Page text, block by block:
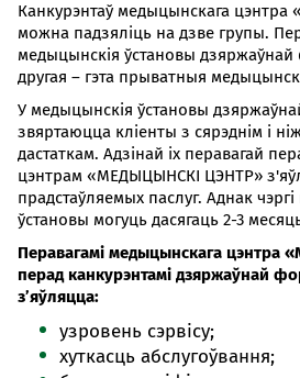
Канкурэнтаў медыцынскага
можна падзяліць на дзве групы.
медыцынскія ўстановы
другая – гэта прыватныя
У медыцынскія ўстановы
звяртаюцца кліенты з сярэднім і
дастаткам. Адзінай іх перавагай
цэнтрам «МЕДЫЦЫНСКІ ЦЭНТР»
прадстаўляемых паслуг. Аднак чэргі
ўстановы могуць дасягаць 2-3
Перавагамі медыцынскага
перад канкурэнтамі дзяржаўнай
з’яўляцца:
узровень сэрвісу;
хуткасць абслугоўвання;